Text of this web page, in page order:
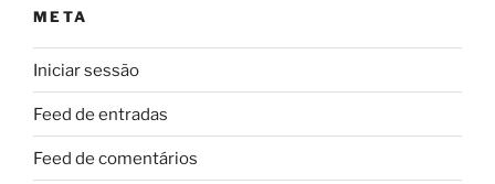
META
Iniciar sessão
Feed de entradas
Feed de comentários